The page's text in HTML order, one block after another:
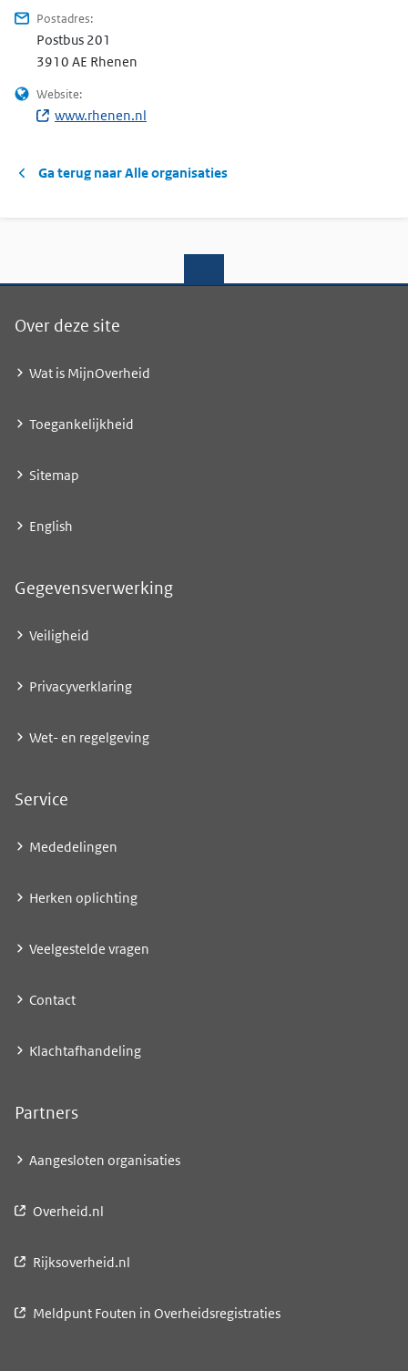
Postadres:
Postbus 201
3 9 1 0 A E
3910 AE Rhenen
Website:
www.rhenen.nl
Ga terug naar Alle organisaties
Over deze site
Wat is MijnOverheid
Toegankelijkheid
Sitemap
English
Gegevensverwerking
Veiligheid
Privacyverklaring
Wet- en regelgeving
Service
Mededelingen
Herken oplichting
Veelgestelde vragen
Contact
Klachtafhandeling
Partners
Aangesloten organisaties
Overheid.nl
Rijksoverheid.nl
Meldpunt Fouten in Overheidsregistraties